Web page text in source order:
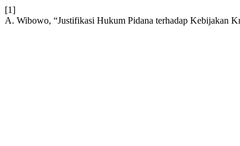
[1]
A. Wibowo, “Justifikasi Hukum Pidana terhadap Kebijakan